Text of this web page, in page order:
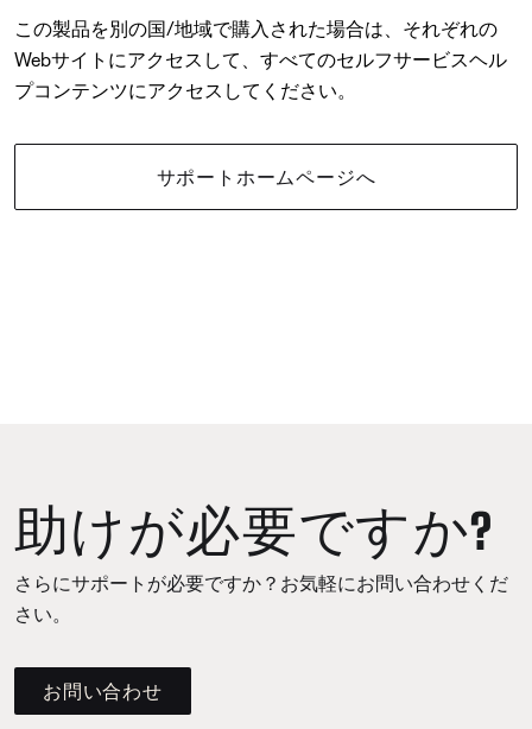
この製品を別の国/地域で購入された場合は、それぞれの
Webサイトにアクセスして、すべてのセルフサービスヘル
プコンテンツにアクセスしてください。
サポートホームページへ
助けが必要ですか?
さらにサポートが必要ですか？お気軽にお問い合わせくだ
さい。
お問い合わせ